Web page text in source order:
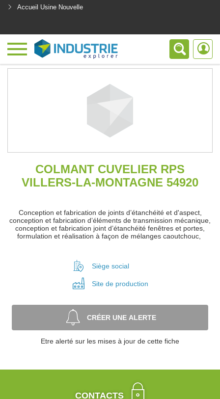
Accueil Usine Nouvelle
COLMANT CUVELIER RPS
VILLERS-LA-MONTAGNE 54920
Conception et fabrication de joints d’étanchéité et d'aspect,
conception et fabrication d’éléments de transmission mécanique,
conception et fabrication joint d’étanchéité fenêtres et portes,
formulation et réalisation à façon de mélanges caoutchouc,
Siège social
Site de production
CRÉER UNE ALERTE
Etre alerté sur les mises à jour de cette fiche
CONTACTS